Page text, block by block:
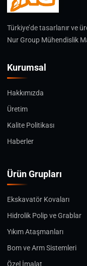
Türkiye’de tasarlanır ve
Nur Group Mühendislik
Kurumsal
Hakkımızda
Üretim
Kalite Politikası
Haberler
Ürün Grupları
Ekskavatör Kovaları
Hidrolik Polip ve Grablar
Yıkım Ataşmanları
Bom ve Arm Sistemleri
Özel İmalat